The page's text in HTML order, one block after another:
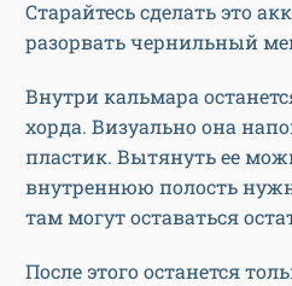
Старайтесь сделать это
разорвать чернильный
Внутри кальмара
хорда. Визуально она
пластик. Вытянуть ее
внутреннюю полость
там могут оставаться
После этого останется